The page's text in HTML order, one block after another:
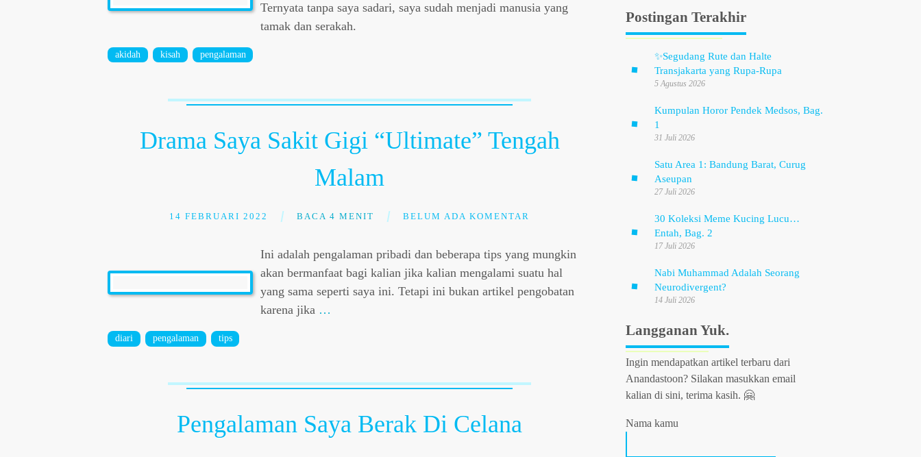
Ternyata tanpa saya sadari, saya sudah menjadi manusia yang
tamak dan serakah.
akidah kisah pengalaman
Drama Saya Sakit Gigi “Ultimate” Tengah
Malam
14 FEBRUARI 2022 BACA 4 MENIT BELUM ADA KOMENTAR
Ini adalah pengalaman pribadi dan beberapa tips yang mungkin
akan bermanfaat bagi kalian jika kalian mengalami suatu hal
yang sama seperti saya ini. Tetapi ini bukan artikel pengobatan
karena jika …
diari pengalaman tips
Pengalaman Saya Berak Di Celana
Postingan Terakhir
✨Segudang Rute dan Halte
Transjakarta yang Rupa-Rupa
5 Agustus 2026
Kumpulan Horor Pendek Medsos, Bag.
1
31 Juli 2026
Satu Area 1: Bandung Barat, Curug
Aseupan
27 Juli 2026
30 Koleksi Meme Kucing Lucu…
Entah, Bag. 2
17 Juli 2026
Nabi Muhammad Adalah Seorang
Neurodivergent?
14 Juli 2026
Langganan Yuk.
Ingin mendapatkan artikel terbaru dari
Anandastoon? Silakan masukkan email
kalian di sini, terima kasih. 🤗
Nama kamu